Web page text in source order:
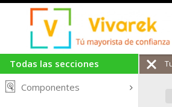
Todas las secciones
Componentes